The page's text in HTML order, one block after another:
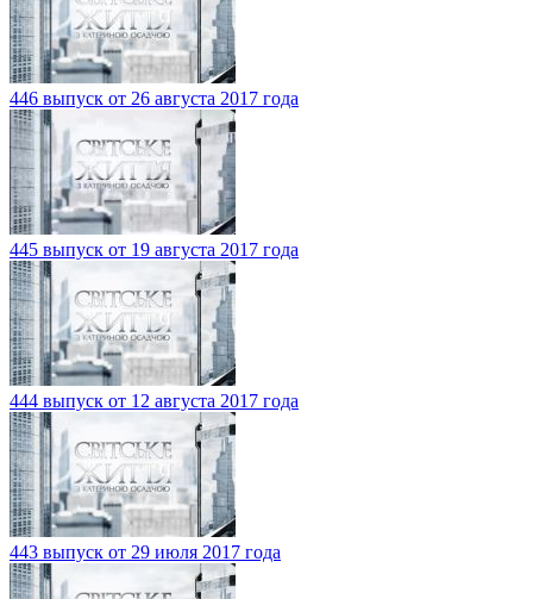
446 выпуск от 26 августа 2017 года
445 выпуск от 19 августа 2017 года
444 выпуск от 12 августа 2017 года
443 выпуск от 29 июля 2017 года